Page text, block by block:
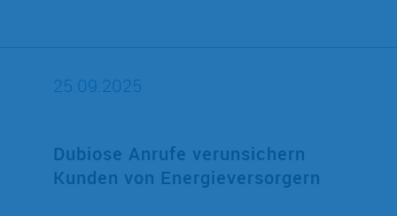
25.09.2025
Dubiose Anrufe verunsichern
Kunden von Energieversorgern